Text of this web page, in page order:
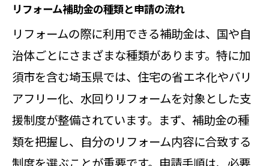
リフォーム補助金の種類と申請の流れ
リフォームの際に利用できる補助金は、国や自
治体ごとにさまざまな種類があります。特に加
須市を含む埼玉県では、住宅の省エネ化やバリ
アフリー化、水回りリフォームを対象とした支
援制度が整備されています。まず、補助金の種
類を把握し、自分のリフォーム内容に合致する